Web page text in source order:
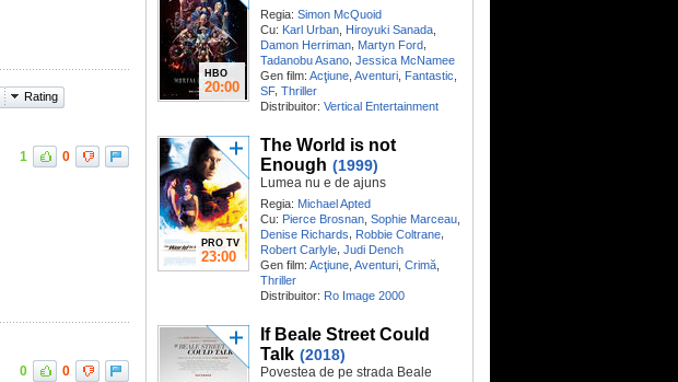
Rating
1 0
0 0
HBO
20:00
Regia: Simon McQuoid
Cu: Karl Urban Hiroyuki Sanada
Damon Herriman, Martyn Ford,
Tadanobu Asano, Jessica McNamee
Gen film: Acţiune Aventuri Fantastic
SF, Thriller
Distribuitor: Vertical Entertainment
PRO TV
23:00
The World is not
Enough (1999)
Lumea nu e de ajuns
Regia: Michael Apted
Cu: Pierce Brosnan Sophie Marceau
Denise Richards, Robbie Coltrane,
Robert Carlyle, Judi Dench
Gen film: Acţiune Aventuri Crimă
Thriller
Distribuitor: Ro Image 2000
If Beale Street Could
Talk (2018)
Povestea de pe strada Beale